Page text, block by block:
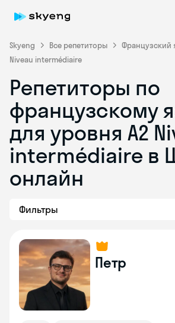
Skyeng Все репетиторы Французский
Niveau intermédiaire
Репетиторы по
французскому
для уровня A2
intermédiaire в
онлайн
Фильтры
Петр
Skyeng Chat